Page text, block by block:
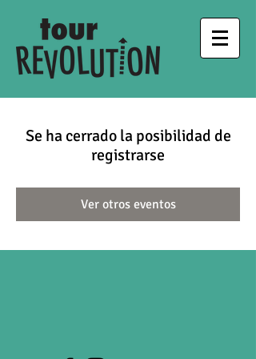
Se ha cerrado la posibilidad de
registrarse
Ver otros eventos